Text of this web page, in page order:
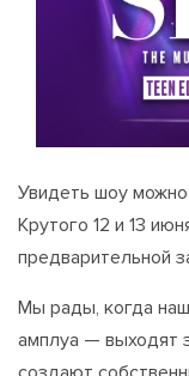
Увидеть шоу
Крутого 12 и 13
предварительной
Мы рады, когда
амплуа — выходят